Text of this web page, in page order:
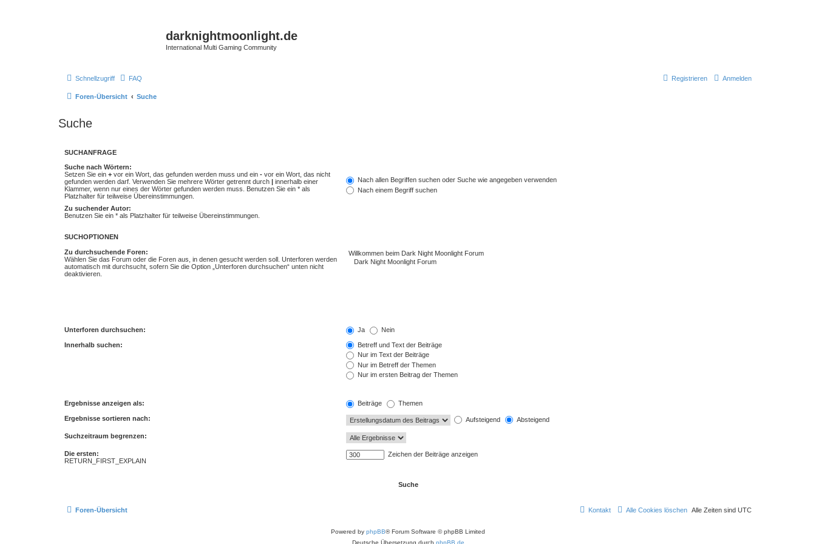
darknightmoonlight.de
International Multi Gaming Community
Schnellzugriff FAQ Anmelden
Registrieren
Foren-Übersicht Suche
Suche
SUCHANFRAGE
Suche nach Wörtern:
Setzen Sie ein + vor ein Wort, das gefunden werden muss und ein - vor ein Wort, das nicht
gefunden werden darf. Verwenden Sie mehrere Wörter getrennt durch | innerhalb einer
Klammer, wenn nur eines der Wörter gefunden werden muss. Benutzen Sie ein * als
Platzhalter für teilweise Übereinstimmungen.
Nach allen Begriffen suchen oder Suche wie angegeben verwenden
Nach einem Begriff suchen
Zu suchender Autor:
Benutzen Sie ein * als Platzhalter für teilweise Übereinstimmungen.
SUCHOPTIONEN
Zu durchsuchende Foren:
Wählen Sie das Forum oder die Foren aus, in denen gesucht werden soll. Unterforen werden
automatisch mit durchsucht, sofern Sie die Option „Unterforen durchsuchen“ unten nicht
deaktivieren.
Unterforen durchsuchen: Ja Nein
Innerhalb suchen:
Betreff und Text der Beiträge
Nur im Text der Beiträge
Nur im Betreff der Themen
Nur im ersten Beitrag der Themen
Ergebnisse anzeigen als: Beiträge Themen
Ergebnisse sortieren nach: Aufsteigend Absteigend
Suchzeitraum begrenzen:
Die ersten:
RETURN_FIRST_EXPLAIN
Zeichen der Beiträge anzeigen
Foren-Übersicht Alle Zeiten sind UTC
Alle Cookies löschen
Kontakt
Powered by phpBB® Forum Software © phpBB Limited
Deutsche Übersetzung durch phpBB.de